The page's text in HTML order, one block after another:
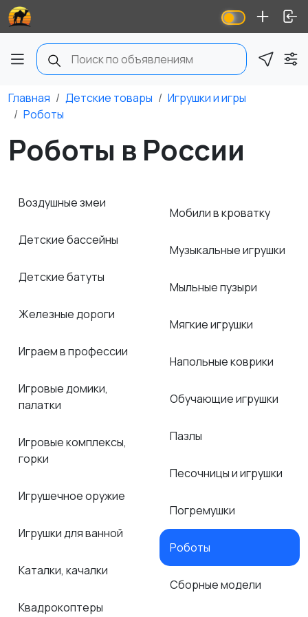
Главная Детские товары
Игрушки и игры
Роботы
Роботы в России
Воздушные змеи
Детские бассейны
Детские батуты
Железные дороги
Играем в профессии
Игровые домики,
палатки
Игровые комплексы,
горки
Игрушечное оружие
Игрушки для ванной
Каталки, качалки
Квадрокоптеры
Мобили в кроватку
Музыкальные игрушки
Мыльные пузыри
Мягкие игрушки
Напольные коврики
Обучающие игрушки
Пазлы
Песочницы и игрушки
Погремушки
Роботы
Сборные модели